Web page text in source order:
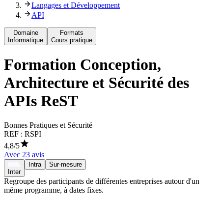
Langages et Développement
API
Domaine
Informatique
Formats
Cours pratique
Formation Conception,
Architecture et Sécurité des
APIs ReST
Bonnes Pratiques et Sécurité
REF : RSPI
4,8/5
Avec 23 avis
Inter
Intra Sur-mesure
Regroupe des participants de différentes entreprises autour d'un
même programme, à dates fixes.